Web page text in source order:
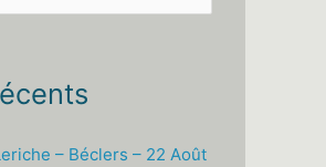
– Béclers – 22 Août